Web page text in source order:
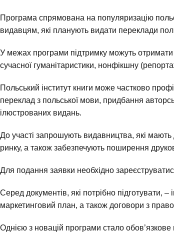
Програма спрямована на популяризацію
видавцям, які планують видати переклади
У межах програми підтримку можуть отримати
сучасної гуманітаристики, нонфікшну
Польський інститут книги може частково
переклад з польської мови, придбання
ілюстрованих видань.
До участі запрошують видавництва, які
ринку, а також забезпечують поширення
Для подання заявки необхідно
Серед документів, які потрібно підготувати,
маркетинговий план, а також договори з
Однією з новацій програми стало